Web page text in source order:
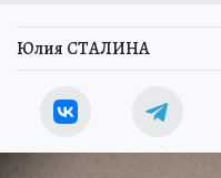
Юлия СТАЛИНА